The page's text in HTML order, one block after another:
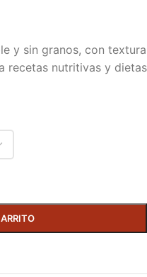
y sin granos, con textura
recetas nutritivas y dietas